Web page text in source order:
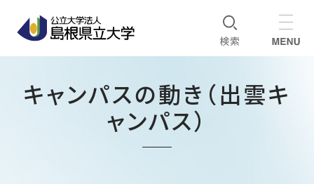
キャンパスの動き（出雲キ
ャンパス）